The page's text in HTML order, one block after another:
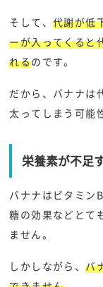
そして、代謝が低
ーが入ってくると
れるのです。
だから、バナナは
太ってしまう可能
栄養素が不足
バナナはビタミン
糖の効果などとて
ません。
しかしながら、バ